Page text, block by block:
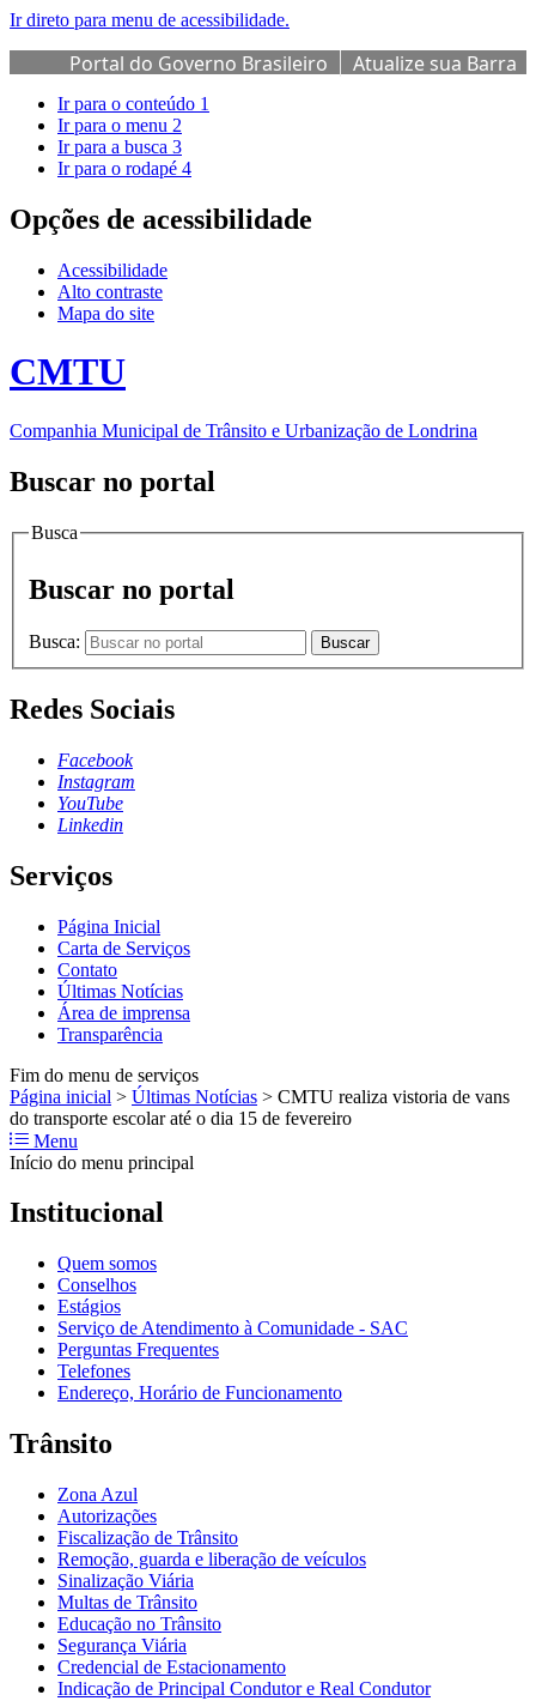
Ir direto para menu de acessibilidade.
Portal do Governo Brasileiro
Atualize sua Barra
de Governo
Ir para o conteúdo 1
Ir para o menu 2
Ir para a busca 3
Ir para o rodapé 4
Opções de acessibilidade
Acessibilidade
Alto contraste
Mapa do site
CMTU
Companhia Municipal de Trânsito e Urbanização de Londrina
Buscar no portal
Busca
Buscar no portal
Busca: Buscar
Redes Sociais
Facebook
Instagram
YouTube
Linkedin
Serviços
Página Inicial
Carta de Serviços
Contato
Últimas Notícias
Área de imprensa
Transparência
Fim do menu de serviços
Página inicial > Últimas Notícias > CMTU realiza vistoria de vans
do transporte escolar até o dia 15 de fevereiro
Menu
Início do menu principal
Institucional
Quem somos
Conselhos
Estágios
Serviço de Atendimento à Comunidade - SAC
Perguntas Frequentes
Telefones
Endereço, Horário de Funcionamento
Trânsito
Zona Azul
Autorizações
Fiscalização de Trânsito
Remoção, guarda e liberação de veículos
Sinalização Viária
Multas de Trânsito
Educação no Trânsito
Segurança Viária
Credencial de Estacionamento
Indicação de Principal Condutor e Real Condutor